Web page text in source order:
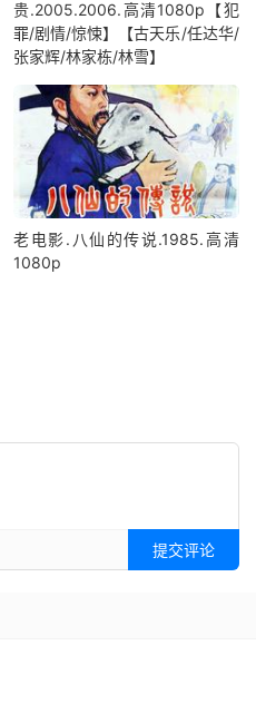
贵.2005.2006.高清1080p【犯
罪/剧情/惊悚】【古天乐/任达华/
张家辉/林家栋/林雪】
老电影.八仙的传说.1985.高清
1080p
提交评论